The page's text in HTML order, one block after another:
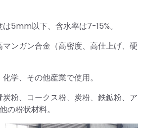
5mm以下、含水率は7-15%。
ンガン合金（高密度、高仕上げ、硬
学、その他産業で使用。
粉、コークス粉、炭粉、鉄鉱粉、ア
の粉状材料。